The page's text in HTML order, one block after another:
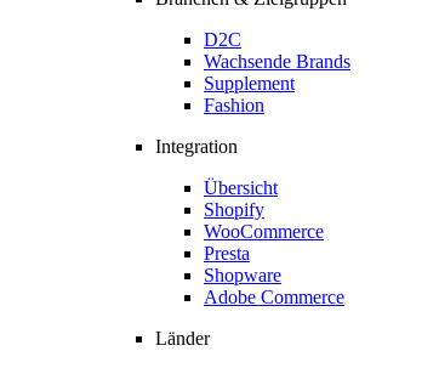
D2C
Wachsende Brands
Supplement
Fashion
Integration
Übersicht
Shopify
WooCommerce
Presta
Shopware
Adobe Commerce
Länder